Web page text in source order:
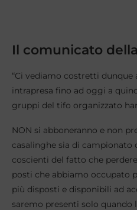
Il comunicato
“Ci vediamo costretti dunque
intrapresa fino ad oggi a
gruppi del tifo organizzato
NON si abboneranno e non
casalinghe sia di campionato
coscienti del fatto che
posti che abbiamo occupato
più disposti e disponibili ad
saremo presenti solo quando